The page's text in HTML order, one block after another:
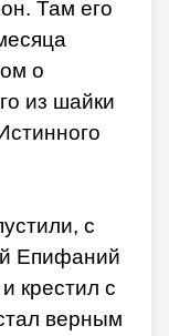
Там его
о
из шайки
с
Епифаний
крестил с
верным